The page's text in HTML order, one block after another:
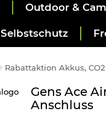
Outdoor &
Selbstschutz
Rabattaktion Akkus, CO2
Gens Ace
Anschluss